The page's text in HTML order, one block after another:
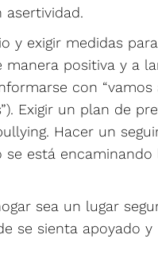
asertividad.
y exigir medidas
manera positiva y a
con “vamos
Exigir un plan de
Hacer un
se está encaminando
sea un lugar
se sienta apoyado y